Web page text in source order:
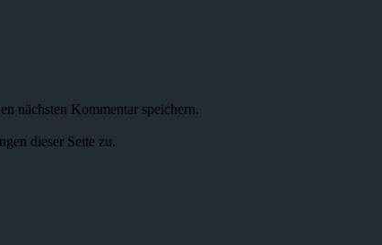
nächsten Kommentar speichern.
dieser Seite zu.